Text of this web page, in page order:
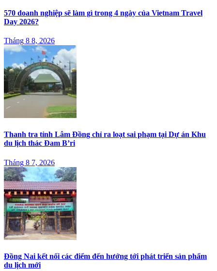
570 doanh nghiệp sẽ làm gì trong 4 ngày của Vietnam Travel
Day 2026?
Tháng 8 8, 2026
Thanh tra tỉnh Lâm Đồng chỉ ra loạt sai phạm tại Dự án Khu
du lịch thác Đam B’ri
Tháng 8 7, 2026
Đồng Nai kết nối các điểm đến hướng tới phát triển sản phẩm
du lịch mới